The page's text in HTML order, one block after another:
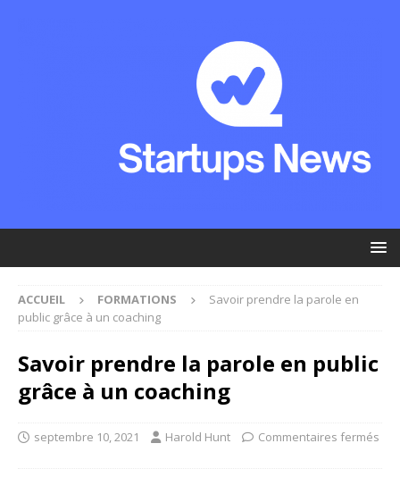
ACCUEIL FORMATIONS
Savoir prendre la parole en
public grâce à un coaching
Savoir prendre la parole en public
grâce à un coaching
septembre 10, 2021 Harold Hunt Commentaires fermés